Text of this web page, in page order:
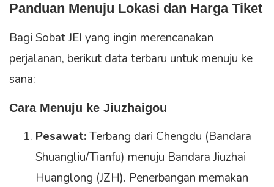
Panduan Menuju Lokasi dan Harga Tiket
Bagi Sobat JEI yang ingin merencanakan
perjalanan, berikut data terbaru untuk menuju ke
sana:
Cara Menuju ke Jiuzhaigou
Pesawat:Terbang dari Chengdu (Bandara
Shuangliu/Tianfu) menuju Bandara Jiuzhai
Huanglong (JZH). Penerbangan memakan